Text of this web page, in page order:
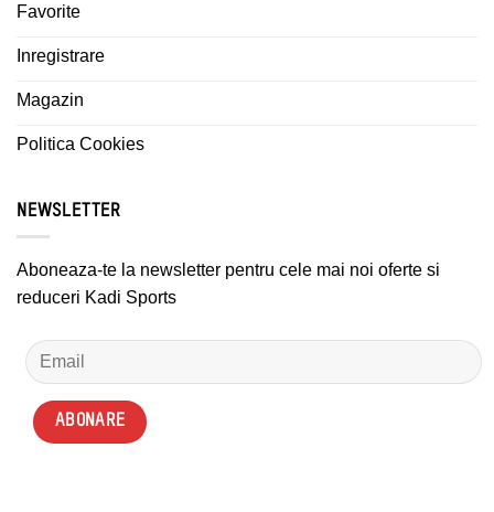
Favorite
Inregistrare
Magazin
Politica Cookies
NEWSLETTER
Aboneaza-te la newsletter pentru cele mai noi oferte si
reduceri Kadi Sports